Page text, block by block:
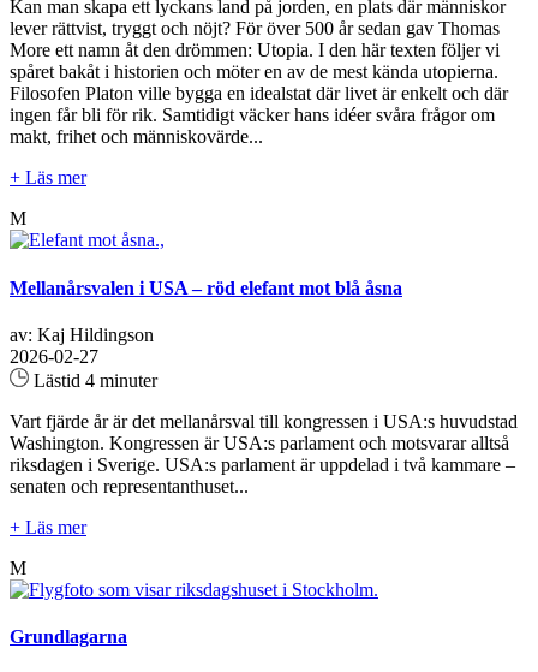
Kan man skapa ett lyckans land på jorden, en plats där människor
lever rättvist, tryggt och nöjt? För över 500 år sedan gav Thomas
More ett namn åt den drömmen: Utopia. I den här texten följer vi
spåret bakåt i historien och möter en av de mest kända utopierna.
Filosofen Platon ville bygga en idealstat där livet är enkelt och där
ingen får bli för rik. Samtidigt väcker hans idéer svåra frågor om
makt, frihet och människovärde...
+ Läs mer
M
Mellanårsvalen i USA – röd elefant mot blå åsna
av: Kaj Hildingson
2026-02-27
Lästid 4 minuter
Vart fjärde år är det mellanårsval till kongressen i USA:s huvudstad
Washington. Kongressen är USA:s parlament och motsvarar alltså
riksdagen i Sverige. USA:s parlament är uppdelad i två kammare –
senaten och representanthuset...
+ Läs mer
M
Grundlagarna